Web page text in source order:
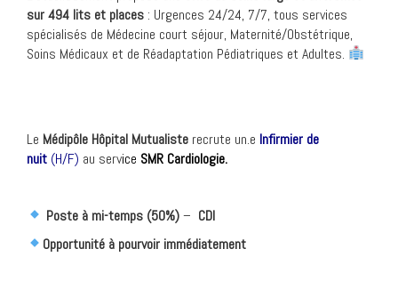
sur 494 lits et places : Urgences 24/24, 7/7, tous services
spécialisés de Médecine court séjour, Maternité/Obstétrique,
Soins Médicaux et de Réadaptation Pédiatriques et Adultes.
Le Médipôle Hôpital Mutualiste recrute un.e Infirmier de
nuit (H/F) au service SMR Cardiologie.
Poste à mi-temps (50%)– CDI
Opportunité à pourvoir immédiatement